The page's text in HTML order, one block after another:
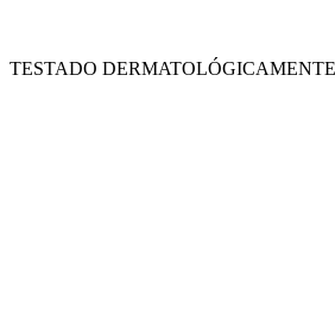
TESTADO DERMATOLÓGICAMENTE